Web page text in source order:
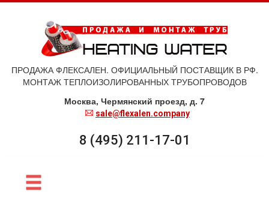
ПРОДАЖА ФЛЕКСАЛЕН. ОФИЦИАЛЬНЫЙ ПОСТАВЩИК В РФ.
МОНТАЖ ТЕПЛОИЗОЛИРОВАННЫХ ТРУБОПРОВОДОВ
Москва, Чермянский проезд, д. 7
sale@flexalen.company
8 (495) 211-17-01